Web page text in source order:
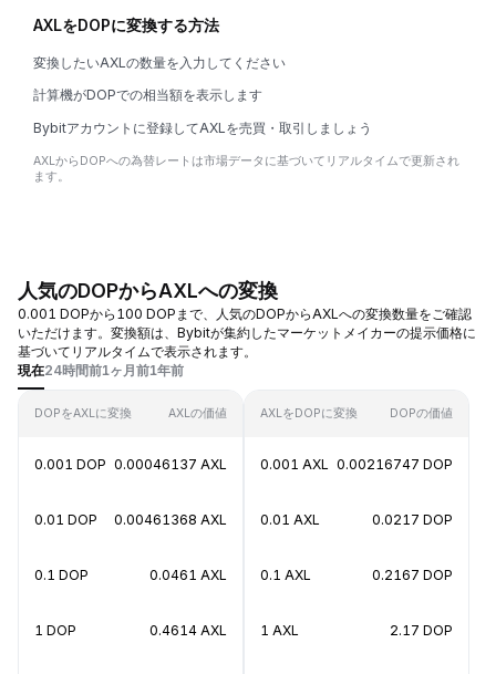
AXLをDOPに変換する方法
変換したいAXLの数量を入力してください
計算機がDOPでの相当額を表示します
Bybitアカウントに登録してAXLを売買・取引しましょう
AXLからDOPへの為替レートは市場データに基づいてリアルタイムで更新され
ます。
人気のDOPからAXLへの変換
0.001 DOPから100 DOPまで、人気のDOPからAXLへの変換数量をご確認
いただけます。変換額は、Bybitが集約したマーケットメイカーの提示価格に
基づいてリアルタイムで表示されます。
現在24時間前1ヶ月前1年前
DOPをAXLに変換 AXLの価値
0.001 DOP 0.00046137 AXL
0.01 DOP 0.00461368 AXL
0.1 DOP 0.0461 AXL
1 DOP 0.4614 AXL
AXLをDOPに変換 DOPの価値
0.001 AXL 0.00216747 DOP
0.01 AXL 0.0217 DOP
0.1 AXL 0.2167 DOP
1 AXL 2.17 DOP